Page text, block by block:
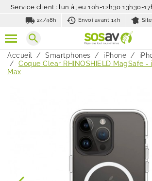
Service client : lun à jeu 10h-12h30 13h30-
local_shipping 24/48h Envoi avant 14h
search
Accueil Smartphones iPhone
Coque Clear RHINOSHIELD MagSafe -
Max